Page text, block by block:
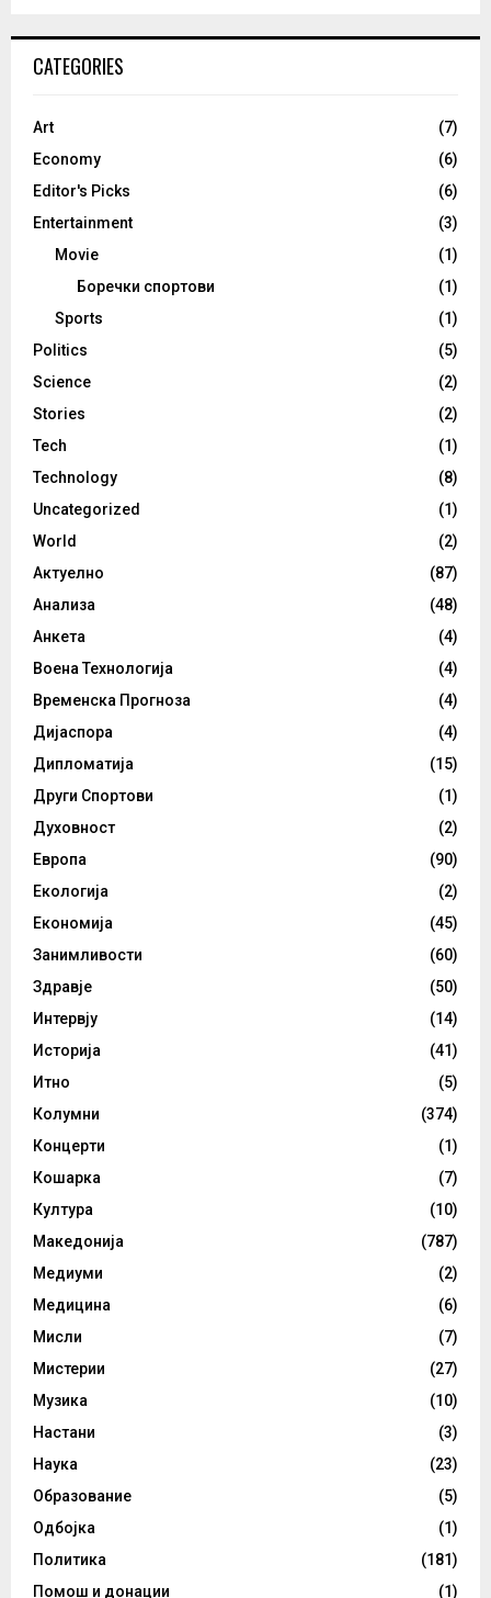
CATEGORIES
Art
(7)
Economy
(6)
Editor's Picks
(6)
Entertainment
(3)
Movie
(1)
Боречки спортови
(1)
Sports
(1)
Politics
(5)
Science
(2)
Stories
(2)
Tech
(1)
Technology
(8)
Uncategorized
(1)
World
(2)
Актуелно
(87)
Анализа
(48)
Анкета
(4)
Воена Технологија
(4)
Временска Прогноза
(4)
Дијаспора
(4)
Дипломатија
(15)
Други Спортови
(1)
Духовност
(2)
Европа
(90)
Екологија
(2)
Економија
(45)
Занимливости
(60)
Здравје
(50)
Интервју
(14)
Историја
(41)
Итно
(5)
Колумни
(374)
Концерти
(1)
Кошарка
(7)
Култура
(10)
Македонија
(787)
Медиуми
(2)
Медицина
(6)
Мисли
(7)
Мистерии
(27)
Музика
(10)
Настани
(3)
Наука
(23)
Образование
(5)
Одбојка
(1)
Политика
(181)
Помош и донации
(1)